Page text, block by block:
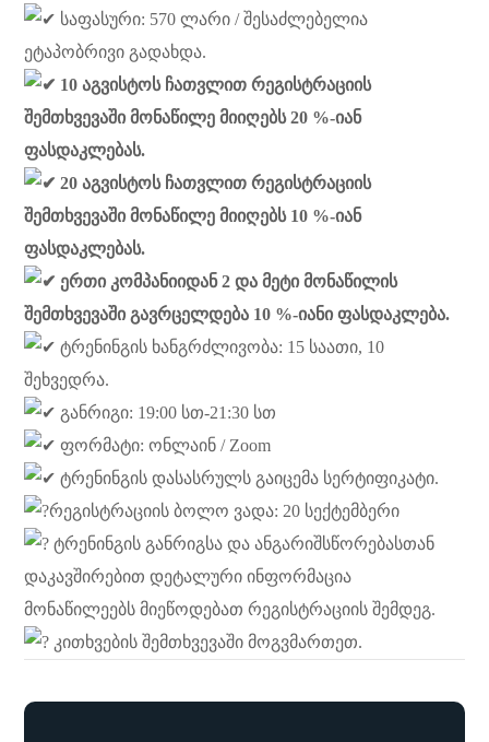
საფასური: 570 ლარი / შესაძლებელია
ეტაპობრივი გადახდა.
10 აგვისტოს ჩათვლით რეგისტრაციის
შემთხვევაში მონაწილე მიიღებს 20 %-იან
ფასდაკლებას.
20 აგვისტოს ჩათვლით რეგისტრაციის
შემთხვევაში მონაწილე მიიღებს 10 %-იან
ფასდაკლებას.
ერთი კომპანიიდან 2 და მეტი მონაწილის
შემთხვევაში გავრცელდება 10 %-იანი ფასდაკლება.
ტრენინგის ხანგრძლივობა: 15 საათი, 10
შეხვედრა.
განრიგი: 19:00 სთ-21:30 სთ
ფორმატი: ონლაინ / Zoom
ტრენინგის დასასრულს გაიცემა სერტიფიკატი.
რეგისტრაციის ბოლო ვადა: 20 სექტემბერი
ტრენინგის განრიგსა და ანგარიშსწორებასთან
დაკავშირებით დეტალური ინფორმაცია
მონაწილეებს მიეწოდებათ რეგისტრაციის შემდეგ.
კითხვების შემთხვევაში მოგვმართეთ.